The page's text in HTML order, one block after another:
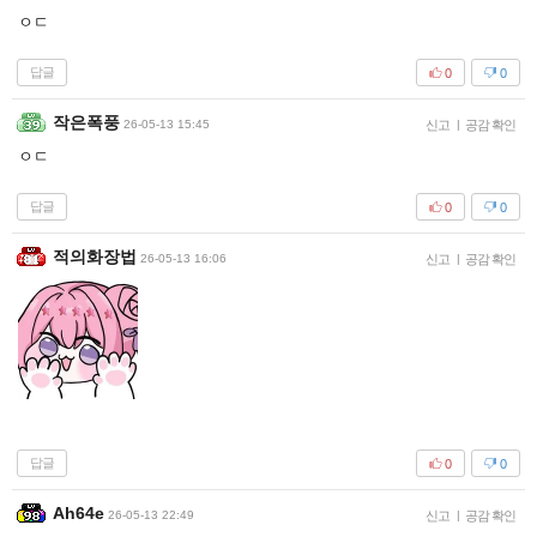
ㅇㄷ
답글 0
0
작은폭풍 26-05-13 15:45 신고 | 공감 확인
ㅇㄷ
답글 0
0
적의화장법 26-05-13 16:06 신고 | 공감 확인
답글 0
0
Ah64e 26-05-13 22:49 신고 | 공감 확인